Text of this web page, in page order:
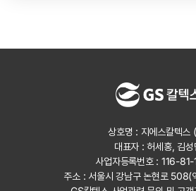
상호명 : 지에스칼텍스
대표자 : 허세홍, 김성
사업자등록번호 : 116-
주소 : 서울시 강남구 논현로 508(